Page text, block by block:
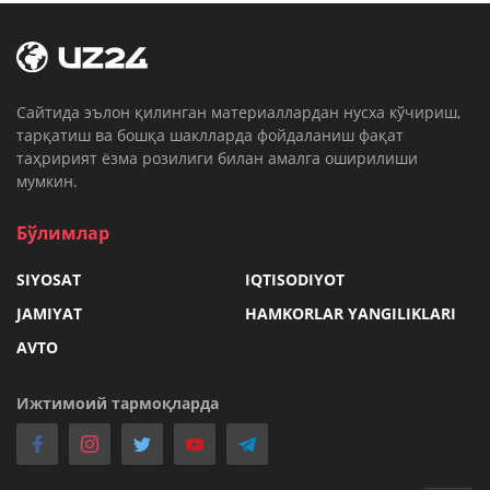
Cайтида эълон қилинган материаллардан нусха кўчириш,
тарқатиш ва бошқа шаклларда фойдаланиш фақат
таҳририят ёзма розилиги билан амалга оширилиши
мумкин.
Бўлимлар
SIYOSAT
IQTISODIYOT
JAMIYAT
HAMKORLAR YANGILIKLARI
AVTO
Ижтимоий тармоқларда